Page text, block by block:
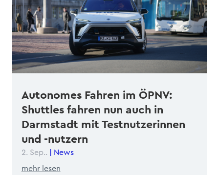
Autonomes Fahren im ÖPNV:
Shuttles fahren nun auch in
Darmstadt mit Testnutzerinnen
und -nutzern
2. Sep.. News
mehr lesen